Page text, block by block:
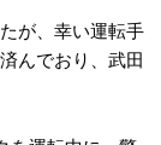
が、幸い運転手
んでおり、武田